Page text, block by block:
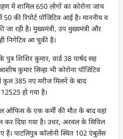
में शामिल 650 लोगों का कोरोना जांच
की रिपोर्ट पॉजिटिव आई है। माननीय व
जा रही है। मुख्यमंत्री, उप मुख्यमंत्री और
निगेटिव आ चुकी है।
पुत्र शिशिर कुमार, वार्ड 38 पार्षद सह
कुमार सिन्हा भी कोरोना पॉजिटिव
कुल 385 नए मरीज मिलने के बाद
हो गया है।
ऑफिस के एक कर्मी की मौत के बाद वहां
कर दिया गया है। उधर, अरवल के सिविल
हैं। पाटलिपुत्र कॉलोनी स्थित 102 एंबुलेंस